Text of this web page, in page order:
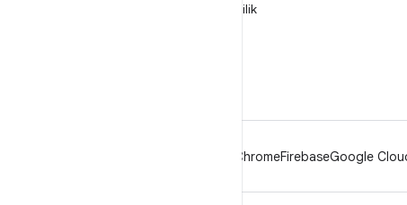
Gizlilik
ChromeFirebaseGoogle